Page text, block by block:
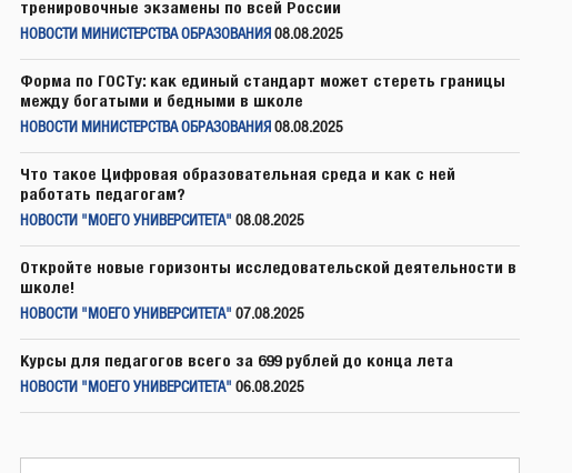
тренировочные экзамены по всей России
НОВОСТИ МИНИСТЕРСТВА ОБРАЗОВАНИЯ 08.08.2025
Форма по ГОСТу: как единый стандарт может стереть границы
между богатыми и бедными в школе
НОВОСТИ МИНИСТЕРСТВА ОБРАЗОВАНИЯ 08.08.2025
Что такое Цифровая образовательная среда и как с ней
работать педагогам?
НОВОСТИ "МОЕГО УНИВЕРСИТЕТА" 08.08.2025
Откройте новые горизонты исследовательской деятельности в
школе!
НОВОСТИ "МОЕГО УНИВЕРСИТЕТА" 07.08.2025
Курсы для педагогов всего за 699 рублей до конца лета
НОВОСТИ "МОЕГО УНИВЕРСИТЕТА" 06.08.2025